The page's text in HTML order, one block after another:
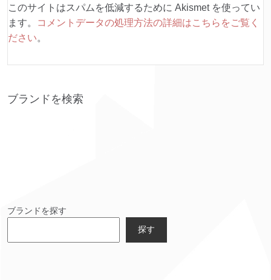
このサイトはスパムを低減するために Akismet を使ってい
ます。
コメントデータの処理方法の詳細はこちらをご覧く
ださい。
ブランドを検索
ブランドを探す
探す